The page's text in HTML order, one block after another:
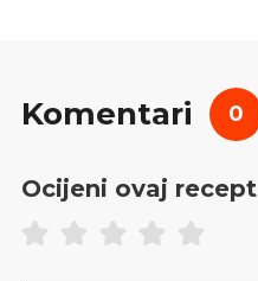
Komentari 0
Ocijeni ovaj recept